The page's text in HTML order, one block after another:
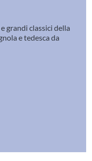
grandi classici della
e tedesca da